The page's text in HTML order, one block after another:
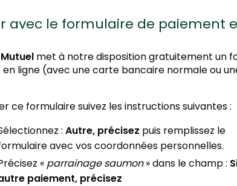
avec le formulaire de paiement
met à notre disposition gratuitement un
ligne (avec une carte bancaire normale ou
ce formulaire suivez les instructions suivantes :
: Autre, précisez puis remplissez le
avec vos coordonnées personnelles.
« parrainage saumon» dans le champ :
paiement, précisez